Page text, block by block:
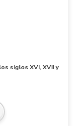
siglos XVI, XVII y